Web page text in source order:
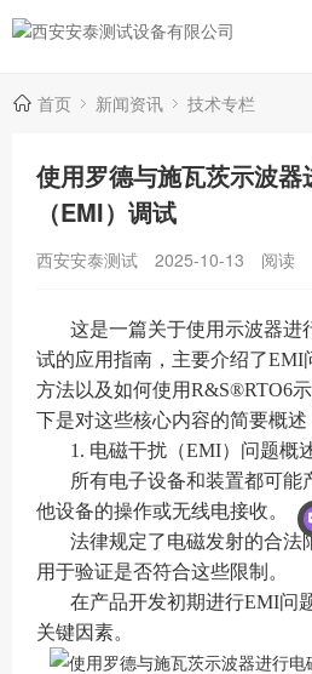
首页 新闻资讯 技术专栏
使用罗德与施瓦茨示波器
（EMI）调试
西安安泰测试 2025-10-13 阅读
这是一篇关于使用示波器进
试的应用指南，主要介绍了EMI
方法以及如何使用R&S®RTO6
下是对这些核心内容的简要概述
1. 电磁干扰（EMI）问题概
所有电子设备和装置都可能
他设备的操作或无线电接收。
法律规定了电磁发射的合法
用于验证是否符合这些限制。
在产品开发初期进行EMI问
关键因素。